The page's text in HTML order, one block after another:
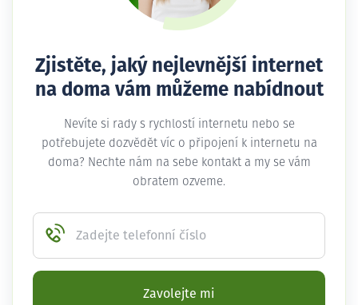
Zjistěte, jaký nejlevnější internet
na doma vám můžeme nabídnout
Nevíte si rady s rychlostí internetu nebo se
potřebujete dozvědět víc o připojení k internetu na
doma? Nechte nám na sebe kontakt a my se vám
obratem ozveme.
Zadejte telefonní číslo
Zavolejte mi